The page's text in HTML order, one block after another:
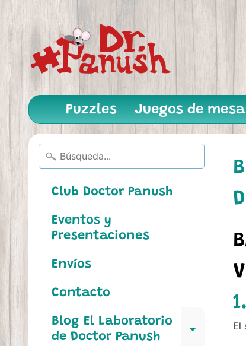
Puzzles Juegos de mesa
Club Doctor Panush
Eventos y
Presentaciones
Envíos
Contacto
Blog El Laboratorio
de Doctor Panush
El